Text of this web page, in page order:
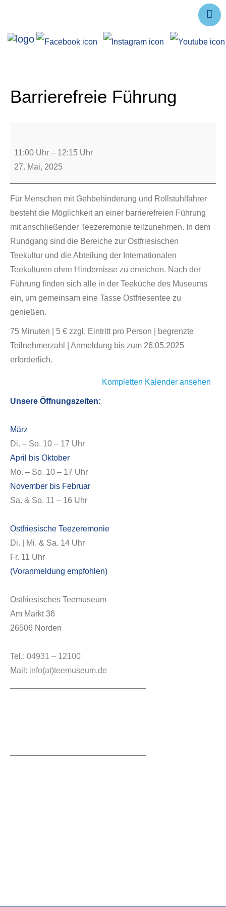
Forschung
Barrierefreie Führung
11:00 Uhr – 12:15 Uhr
27. Mai, 2025
Für Menschen mit Gehbehinderung und Rollstuhlfahrer
besteht die Möglichkeit an einer barrierefreien Führung
mit anschließender Teezeremonie teilzunehmen. In dem
Rundgang sind die Bereiche zur Ostfriesischen
Teekultur und die Abteilung der Internationalen
Teekulturen ohne Hindernisse zu erreichen. Nach der
Führung finden sich alle in der Teeküche des Museums
ein, um gemeinsam eine Tasse Ostfriesentee zu
genießen.
75 Minuten | 5 € zzgl. Eintritt pro Person | begrenzte
Teilnehmerzahl | Anmeldung bis zum 26.05.2025
erforderlich.
Kompletten Kalender ansehen
Unsere Öffnungszeiten:
März
Di. – So. 10 – 17 Uhr
April bis Oktober
Mo. – So. 10 – 17 Uhr
November bis Februar
Sa. & So. 11 – 16 Uhr
Ostfriesische Teezeremonie
Di. | Mi. & Sa. 14 Uhr
Fr. 11 Uhr
(Voranmeldung empfohlen)
Ostfriesisches Teemuseum
Am Markt 36
26506 Norden
Tel.: 04931 – 12100
Mail: info(at)teemuseum.de